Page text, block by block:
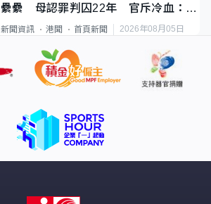
纍纍 母認罪判囚22年 官斥冷血：同
類案最惡劣
新聞資訊 港聞 首頁新聞 2026年08月05日